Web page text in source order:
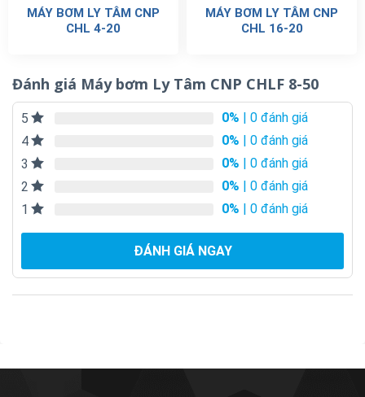
MÁY BƠM LY TÂM CNP
CHL 4-20
MÁY BƠM LY TÂM CNP
CHL 16-20
Đánh giá Máy bơm Ly Tâm CNP CHLF 8-50
5 0% | 0 đánh giá
4
0% | 0 đánh giá
3
0% | 0 đánh giá
2
0% | 0 đánh giá
1
0% | 0 đánh giá
ĐÁNH GIÁ NGAY